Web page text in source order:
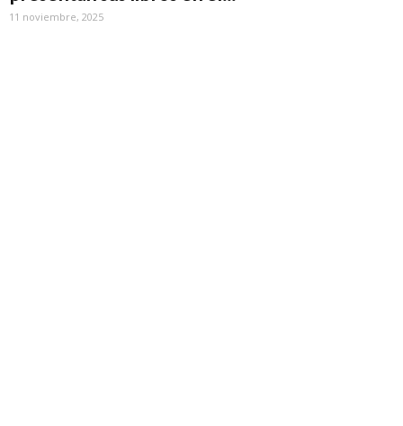
11 noviembre, 2025